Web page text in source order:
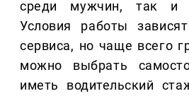
среди мужчин, так и
Условия работы
сервиса, но чаще всего
можно выбрать
иметь водительский